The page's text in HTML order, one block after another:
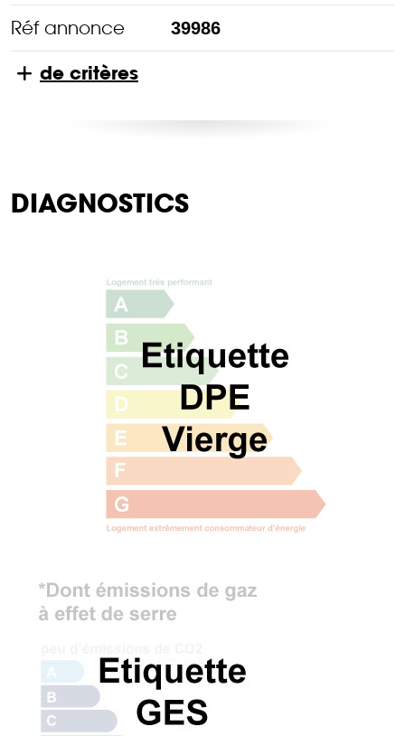
Réf annonce 39986
de critères
DIAGNOSTICS